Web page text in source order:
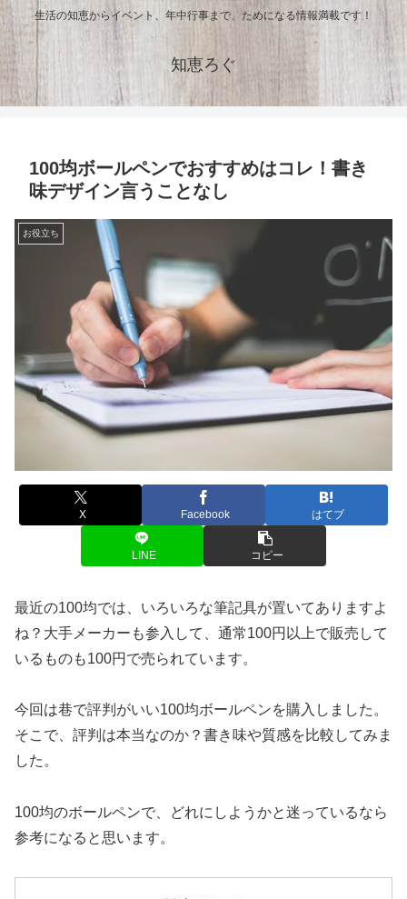
生活の知恵からイベント、年中行事まで、ためになる情報満載です！
知恵ろぐ
100均ボールペンでおすすめはコレ！書き
味デザイン言うことなし
お役立ち
X Facebook はてブ
LINE コピー
最近の100均では、いろいろな筆記具が置いてありますよ
ね？大手メーカーも参入して、通常100円以上で販売して
いるものも100円で売られています。
今回は巷で評判がいい100均ボールペンを購入しました。
そこで、評判は本当なのか？書き味や質感を比較してみま
した。
100均のボールペンで、どれにしようかと迷っているなら
参考になると思います。